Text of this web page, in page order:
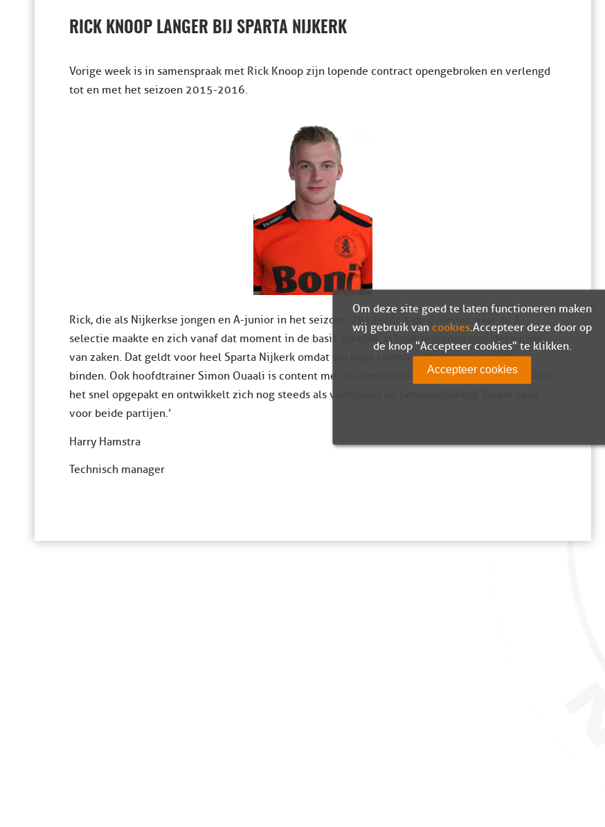
RICK KNOOP LANGER BIJ SPARTA NIJKERK
Vorige week is in samenspraak met Rick Knoop zijn lopende contract opengebroken en verlengd
tot en met het seizoen 2015-2016.
Rick, die als Nijkerkse jongen en A-junior in het seizoen 2012-2013 de overstap naar de A-
selectie maakte en zich vanaf dat moment in de basis speelde, is heel tevreden met deze gang
van zaken. Dat geldt voor heel Sparta Nijkerk omdat wij onze talenten graag aan ons willen
binden. Ook hoofdtrainer Simon Ouaali is content met de contractverlenging van Rick: ‘Hij heeft
het snel opgepakt en ontwikkelt zich nog steeds als voetballer en persoonlijkheid. Goeie zaak
voor beide partijen.’
Harry Hamstra
Technisch manager
Om deze site goed te laten functioneren maken
wij gebruik van cookies. Accepteer deze door op
de knop "Accepteer cookies" te klikken.
Accepteer cookies